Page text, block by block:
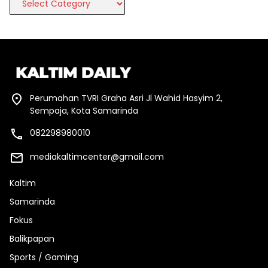
Perumahan TVRI Graha Asri Jl Wahid Hasyim 2,
Sempaja, Kota Samarinda
082298980010
mediakaltimcenter@gmail.com
Kaltim
Samarinda
Fokus
Balikpapan
Sports / Gaming